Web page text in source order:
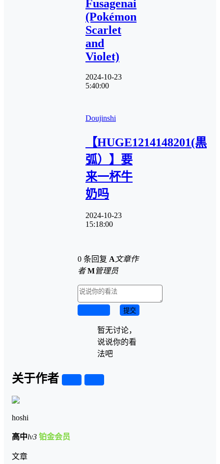
Fusagenai
(Pokémon
Scarlet
and
Violet)
2024-10-23
5:40:00
Doujinshi
【HUGE1214148201(黒
弧）】要
来一杯牛
奶吗
2024-10-23
15:18:00
0 条回复 A 文章作
者 M管理员
提交
暂无讨论，
说说你的看
法吧
关于作者
hoshi
高中lv3 铂金会员
文章